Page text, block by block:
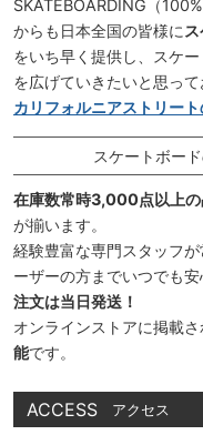
SKATEBOARDING（
からも日本全国の皆様に
をいち早く提供し、スケ
を広げていきたいと思って
カリフォルニアストリー
スケートボー
在庫数常時3,000点以上の
が揃います。
経験豊富な専門スタッフ
ーザーの方までいつでも安
注文は当日発送！
オンラインストアに掲載
能です。
ACCESS アクセス